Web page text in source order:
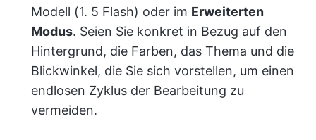
Modell (1. 5 Flash) oder im Erweiterten
Modus. Seien Sie konkret in Bezug auf den
Hintergrund, die Farben, das Thema und die
Blickwinkel, die Sie sich vorstellen, um einen
endlosen Zyklus der Bearbeitung zu
vermeiden.